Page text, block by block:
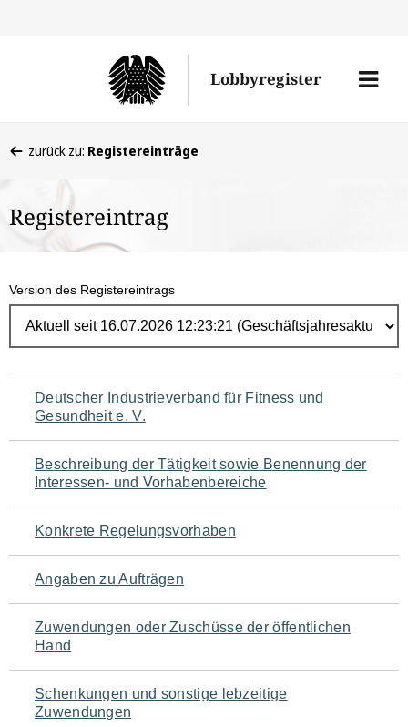
Lobbyregister
Menü
befinden
hier:
zurück zu: Registereinträge
Registereintrag
Version des Registereintrags
Navigation
für
den
Seiteninhalt
Deutscher Industrieverband für Fitness und
Gesundheit e. V.
Beschreibung der Tätigkeit sowie Benennung der
Interessen- und Vorhabenbereiche
Konkrete Regelungsvorhaben
Angaben zu Aufträgen
Zuwendungen oder Zuschüsse der öffentlichen
Hand
Schenkungen und sonstige lebzeitige
Zuwendungen